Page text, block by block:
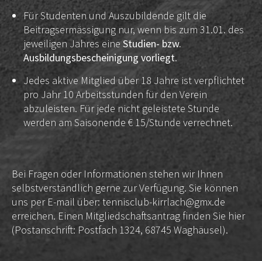
Für Studenten und Auszubildende gilt die
Beitragsermässigung nur, wenn bis zum 31.01. des
jeweiligen Jahres eineStudien- bzw.
Ausbildungsbescheinigung vorliegt.
Jedes aktive Mitglied über 18 Jahre ist verpflichtet
pro Jahr 10 Arbeitsstunden für den Verein
abzuleisten. Für jede nicht geleistete Stunde
werden am Saisonende € 15/Stunde verrechnet.
Bei Fragen oder Informationen stehen wir Ihnen
selbstverständlich gerne zur Verfügung. Sie können
uns per E-mail über: tennisclub-kirrlach@gmx.de
erreichen. Einen Mitgliedschaftsantrag finden Sie hier
(Postanschrift: Postfach 1324, 68745 Waghäusel).